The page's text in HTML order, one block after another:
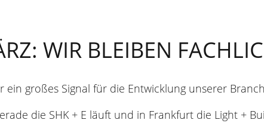
WIR BLEIBEN
ein großes Signal für die Entwicklung unserer
die SHK + E läuft und in Frankfurt die Light +